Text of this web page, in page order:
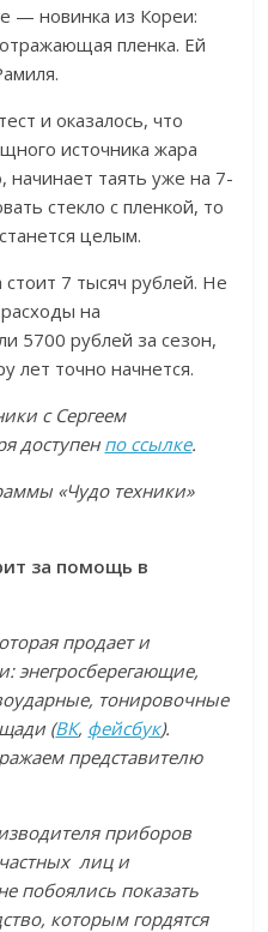
— новинка из Кореи:
пленка. Ей
и оказалось, что
источника жара
таять уже на 7-
стекло с пленкой, то
целым.
стоит 7 тысяч рублей. Не
на
5700 рублей за сезон,
лет точно начнется.
с Сергеем
доступен по ссылке.
«Чудо техники»
за помощь в
продает и
энегросберегающие,
тонировочные
(ВК, фейсбук).
представителю
приборов
частных лиц и
побоялись показать
которым гордятся